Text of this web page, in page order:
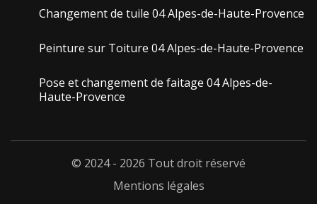
Changement de tuile 04 Alpes-de-Haute-Provence
Peinture sur Toiture 04 Alpes-de-Haute-Provence
Pose et changement de faitage 04 Alpes-de-
Haute-Provence
© 2024 - 2026 Tout droit réservé
Mentions légales